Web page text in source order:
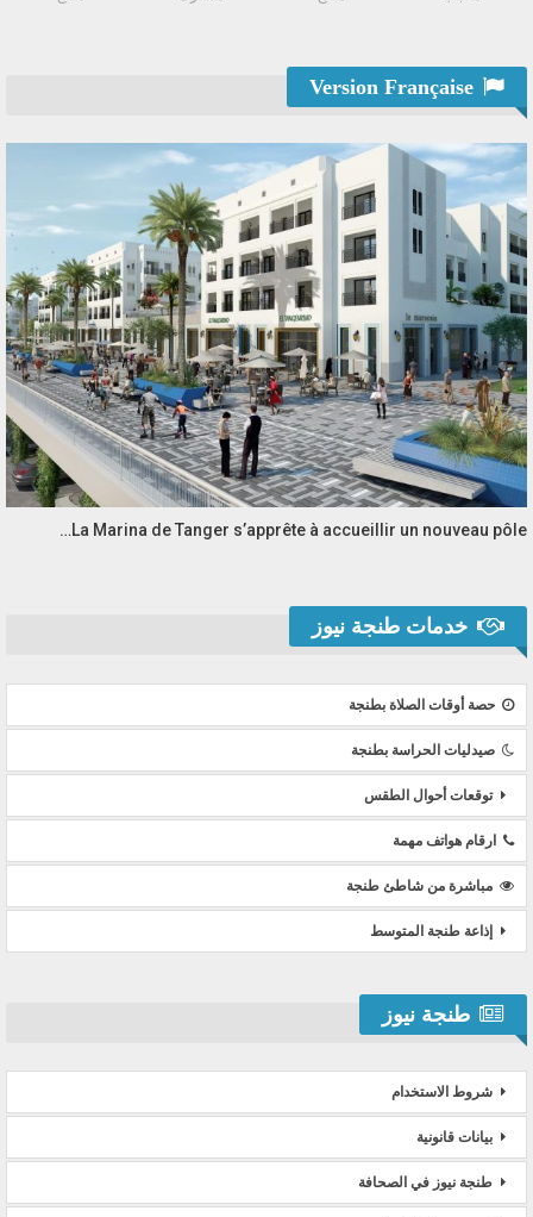
La Marina de Tanger s’apprête à accueillir un nouveau pôle…
خدمات طنجة نيوز
حصة أوقات الصلاة بطنجة
صيدليات الحراسة بطنجة
توقعات أحوال الطقس
ارقام هواتف مهمة
مباشرة من شاطئ طنجة
إذاعة طنجة المتوسط
طنجة نيوز
شروط الاستخدام
بيانات قانونية
طنجة نيوز في الصحافة